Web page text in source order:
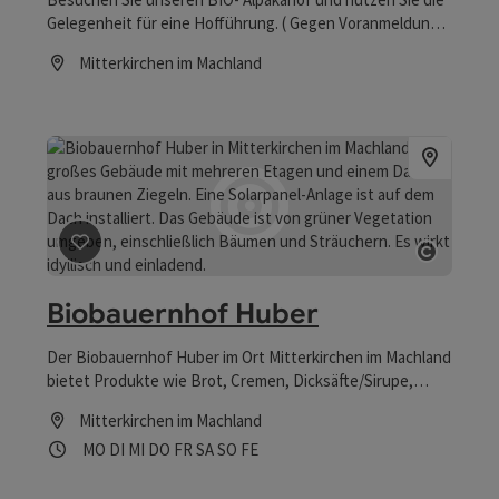
Gelegenheit für eine Hofführung. ( Gegen Voranmeldung )
Mitterkirchen im Machland
Beitrag merken: Biobauernhof Huber
Biobauernhof Huber
Der Biobauernhof Huber im Ort Mitterkirchen im Machland
bietet Produkte wie Brot, Cremen, Dicksäfte/Sirupe,
Getreide, Getreideprodukte, Grieß, Hafer,
Halbfertig-/Fertigprodukte, Hanfprodukte, Honig,
Mitterkirchen im Machland
Öffnungszeiten
MO Montag geöffnet
DI Dienstag geöffnet
MI Mittwoch geöffnet
DO Donnerstag geöffnet
FR Freitag geöffnet
SASamstag geöffnet
SO Sonntag geöffnet
FEFeiertag geöffnet